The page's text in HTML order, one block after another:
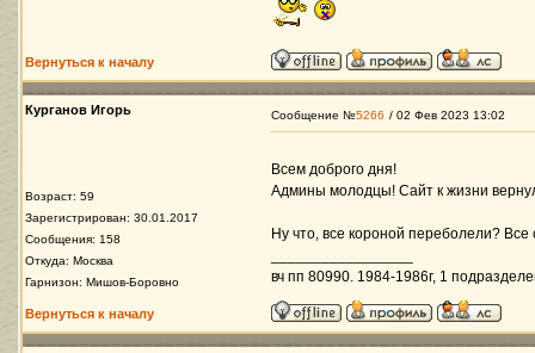
Вернуться к началу
Курганов Игорь
Возраст: 59
Зарегистрирован: 30.01.2017
Сообщения: 158
Откуда: Москва
Гарнизон: Мишов-Боровно
Сообщение №5266 / 02 Фев 2023 13:02
Всем доброго дня!
Админы молодцы! Сайт к жизни
Ну что, все короной переболели?
вч пп 80990. 1984-1986г, 1
Вернуться к началу